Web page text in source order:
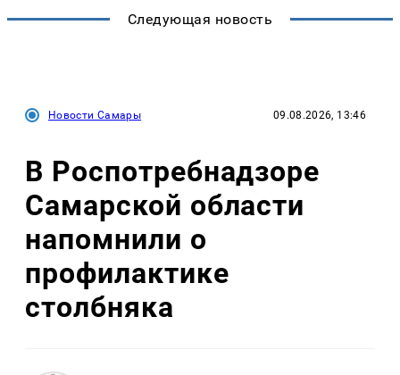
Следующая новость
Новости Самары 09.08.2026, 13:46
В Роспотребнадзоре
Самарской области
напомнили о
профилактике
столбняка